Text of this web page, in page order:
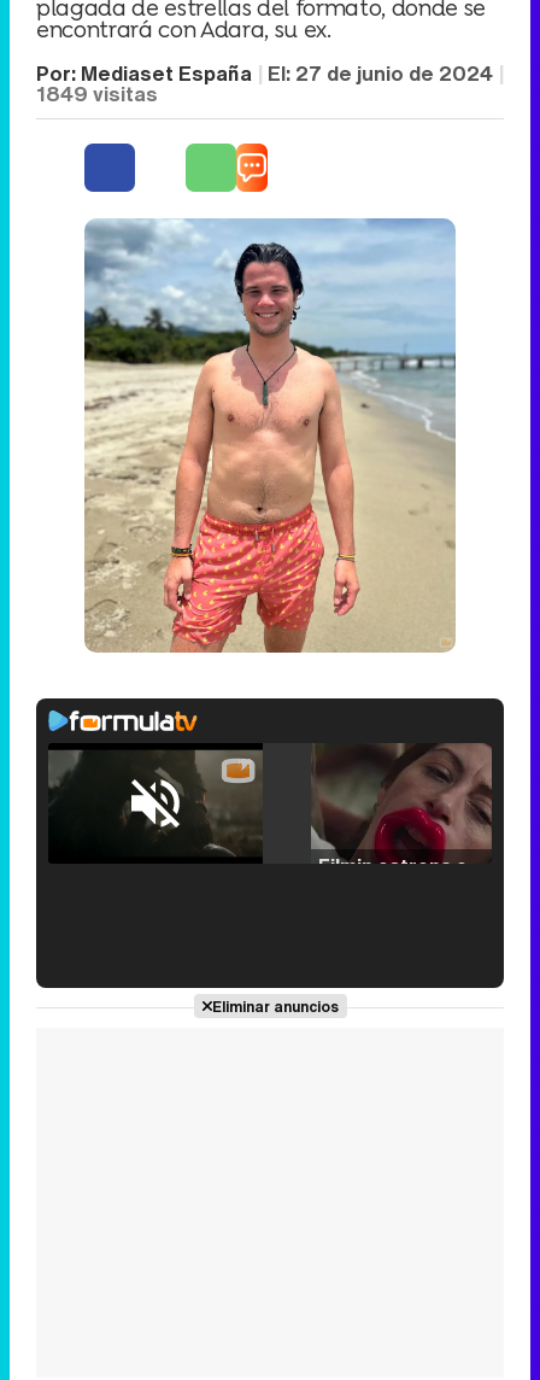
plagada de estrellas del formato, donde se
encontrará con Adara, su ex.
Por: Mediaset España El: 27 de junio de 2024
1849 visitas
Unmute /
'120 Minutos' celebra sus 2.000 programas en Telemadrid con un vídeo del día a día en la redacción
Eliminar anuncios